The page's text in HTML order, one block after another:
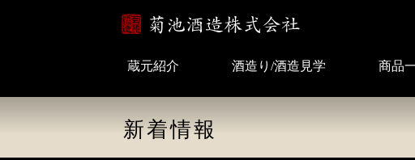
蔵元紹介 酒造り/酒造見学 商品
新着情報